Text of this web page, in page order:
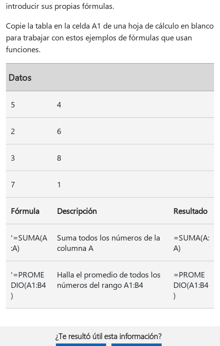
introducir sus propias fórmulas.
Copie la tabla en la celda A1 de una hoja de cálculo en blanco
para trabajar con estos ejemplos de fórmulas que usan
funciones.
Datos
5 4
2 6
3 8
7 1
Fórmula Descripción Resultado
'=SUMA(A
:A)
Suma todos los números de la
columna A
=SUMA(A:
A)
'=PROME
DIO(A1:B4
)
Halla el promedio de todos los
números del rango A1:B4
=PROME
DIO(A1:B4
)
¿Te resultó útil esta información?